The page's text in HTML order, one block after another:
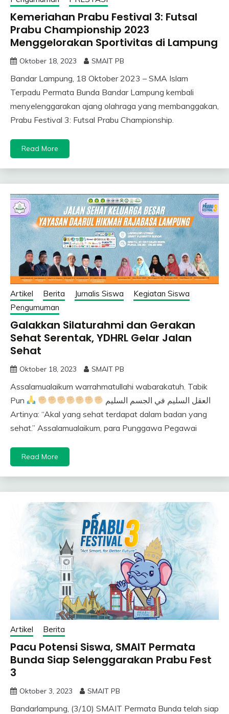
Kemeriahan Prabu Festival 3: Futsal
Prabu Championship 2023
Menggelorakan Sportivitas di Lampung
Oktober 18, 2023 SMAIT PB
Bandar Lampung, 18 Oktober 2023 – SMA Islam
Terpadu Permata Bunda Bandar Lampung kembali
menyelenggarakan ajang olahraga yang membanggakan,
Prabu Festival 3: Futsal Prabu Championship.
Read More
Artikel Berita Jurnalis Siswa
Kegiatan Siswa
Pengumuman
Galakkan Silaturahmi dan Gerakan
Sehat Serentak, YDHRL Gelar Jalan
Sehat
Oktober 18, 2023 SMAIT PB
Assalamualaikum warrahmatullahi wabarakatuh. Tabik
Pun
Artinya: “Akal yang sehat terdapat dalam badan yang
sehat.” Assalamualaikum, para Punggawa Pegawai
Read More
Artikel Berita
Pacu Potensi Siswa, SMAIT Permata
Bunda Siap Selenggarakan Prabu Fest
3
Oktober 3, 2023 SMAIT PB
Bandarlampung, (3/10) SMAIT Permata Bunda telah siap